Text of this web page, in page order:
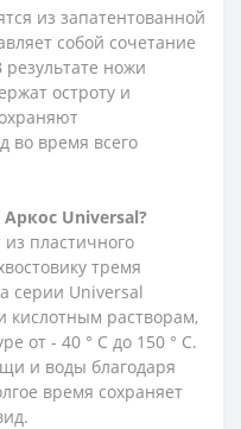
из запатентованной
собой сочетание
ножи
остроту и
во время всего
Universal?
пластичного
тремя
серии Universal
кислотным растворам,
от - 40 ° C до 150 ° C.
и воды благодаря
время сохраняет